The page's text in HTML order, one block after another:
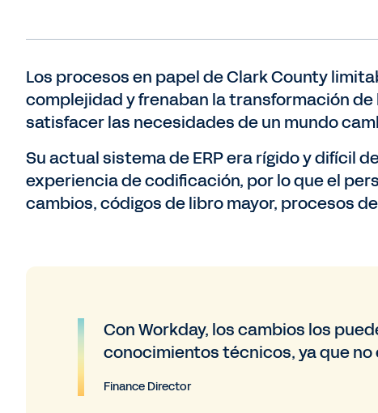
Los procesos en papel de Clark County
complejidad y frenaban la transformación
satisfacer las necesidades de un mundo
Su actual sistema de ERP era rígido y difícil
experiencia de codificación, por lo que el
cambios, códigos de libro mayor, procesos
Con Workday, los cambios los
conocimientos técnicos, ya que no
Finance Director